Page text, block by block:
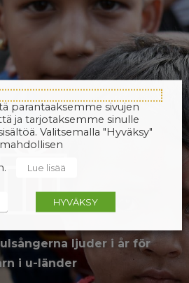
ljuder i år för
i u-länder
parantaaksemme sivujen
ja tarjotaksemme sinulle
Valitsemalla "Hyväksy"
Lue lisää
HYVÄKSY